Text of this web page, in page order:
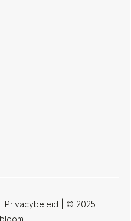
Privacybeleid | © 2025